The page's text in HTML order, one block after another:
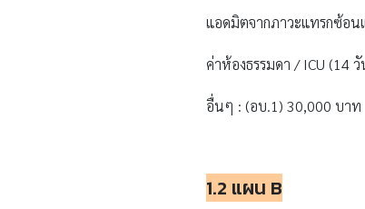
แอดมิตจากภาวะแทรกซ้อน
ค่าห้องธรรมดา / ICU (14
อื่นๆ : (อบ.1) 30,000 บาท
1.2 แผน B